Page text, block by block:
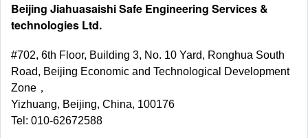
Beijing Jiahuasaishi Safe Engineering Services &
technologies Ltd.
#702, 6th Floor, Building 3, No. 10 Yard, Ronghua South
Road, Beijing Economic and Technological Development
Zone，
Yizhuang, Beijing, China, 100176
Tel: 010-62672588